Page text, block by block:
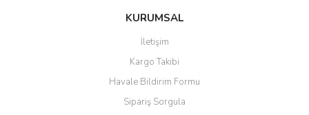
Bu ürüne ilk yorumu siz yapın!
Ürün resmi kalitesiz, bozuk veya görüntülenemiyor.
Ürün açıklamasında eksik bilgiler bulunuyor.
Ürün bilgilerinde hatalar bulunuyor.
KURUMSAL
İletişim
Kargo Takibi
Havale Bildirim Formu
Sipariş Sorgula